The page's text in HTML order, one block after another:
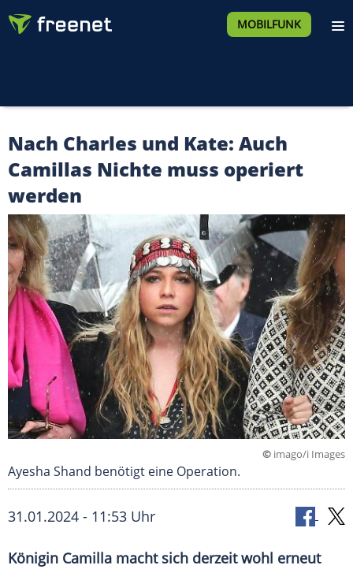
MOBILFUNK
Nach Charles und Kate: Auch
Camillas Nichte muss operiert
werden
© imago/i Images
Ayesha Shand benötigt eine Operation.
31.01.2024 - 11:53 Uhr
Königin Camilla macht sich derzeit wohl erneut